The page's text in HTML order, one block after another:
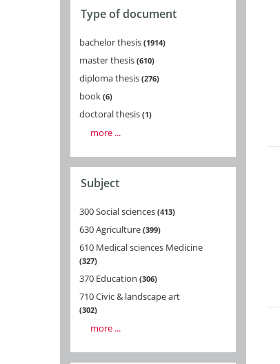
Type of document
bachelor thesis 1914
master thesis 610
diploma thesis 276
book 6
doctoral thesis 1
more ...
Subject
300 Social sciences 413
630 Agriculture 399
610 Medical sciences Medicine
327
370 Education 306
710 Civic & landscape art
302
more ...